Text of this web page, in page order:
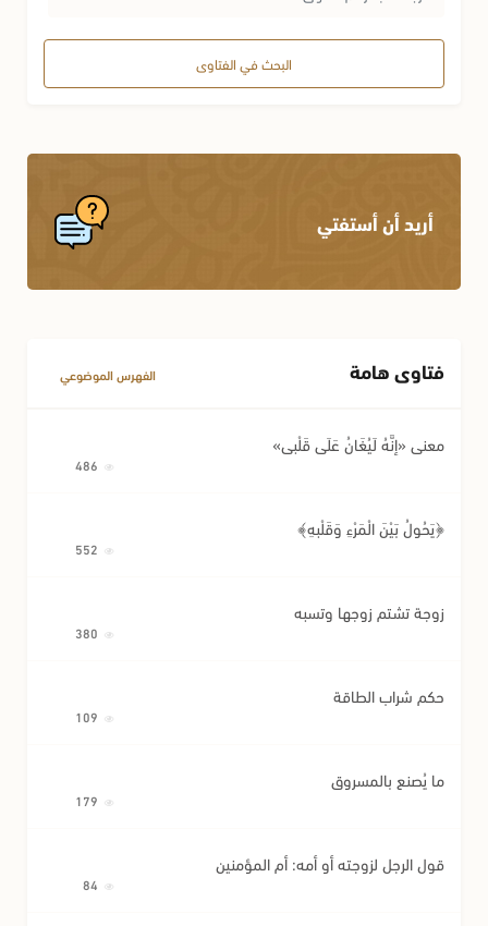
البحث في الفتاوى
أريد أن أستفتي
فتاوى هامة الفهرس الموضوعي
معنى «إِنَّهُ لَيُغَانُ عَلَى قَلْبِي»
﴿يَحُولُ بَيْنَ الْمَرْءِ وَقَلْبِهِ﴾
زوجة تشتم زوجها وتسبه
حكم شراب الطاقة
ما يُصنع بالمسروق
قول الرجل لزوجته أو أمه: أم المؤمنين